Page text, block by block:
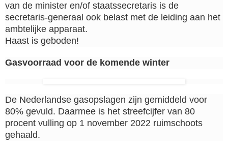
van de minister en/of staatssecretaris is de
secretaris-generaal ook belast met de leiding aan het
ambtelijke apparaat.
Haast is geboden!
Gasvoorraad voor de komende winter
De Nederlandse gasopslagen zijn gemiddeld voor
80% gevuld. Daarmee is het streefcijfer van 80
procent vulling op 1 november 2022 ruimschoots
gehaald.